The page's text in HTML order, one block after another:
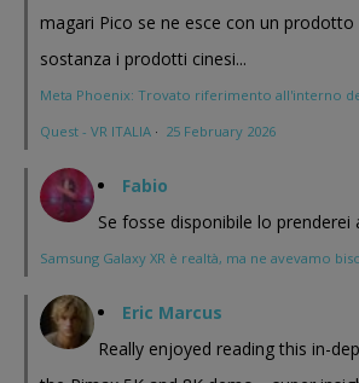
magari Pico se ne esce con un prodotto
sostanza i prodotti cinesi...
Meta Phoenix: Trovato riferimento all'interno
Quest - VR ITALIA · 25 February 2026
Fabio
Se fosse disponibile lo prenderei
Samsung Galaxy XR è realtà, ma ne avevamo
Eric Marcus
Really enjoyed reading this in-